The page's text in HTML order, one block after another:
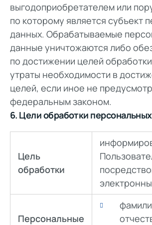
выгодоприобретателем или
по которому является субъект
данных. Обрабатываемые
данные уничтожаются либо
по достижении целей
утраты необходимости в
целей, если иное не
федеральным законом.
6. Цели обработки
Цель
обработки
Персональные